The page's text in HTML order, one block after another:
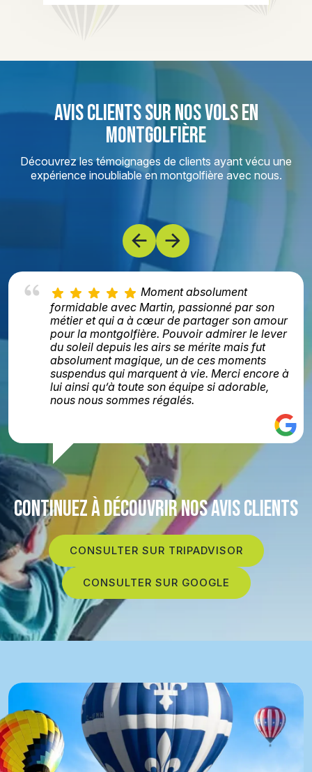
AVIS CLIENTS SUR NOS VOLS EN
MONTGOLFIÈRE
Découvrez les témoignages de clients ayant vécu une
expérience inoubliable en montgolfière avec nous.
Moment absolument
formidable avec Martin, passionné par son
métier et qui a à cœur de partager son amour
pour la montgolfière. Pouvoir admirer le lever
du soleil depuis les airs se mérite mais fut
absolument magique, un de ces moments
suspendus qui marquent à vie. Merci encore à
lui ainsi qu’à toute son équipe si adorable,
nous nous sommes régalés.
CONTINUEZ À DÉCOUVRIR NOS AVIS CLIENTS
CONSULTER SUR TRIPADVISOR
CONSULTER SUR GOOGLE